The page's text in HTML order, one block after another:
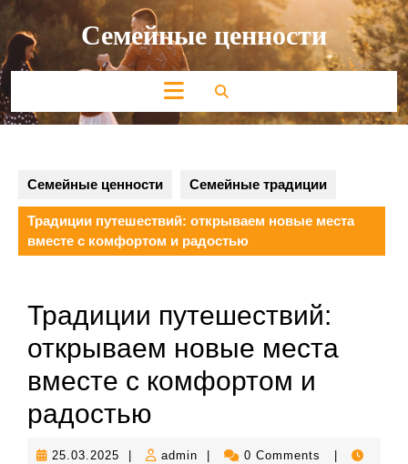
Перейти
содержимому Семейные ценности
Кнопка
Открыть
Семейные ценности Семейные традиции
Традиции путешествий: открываем новые места
вместе с комфортом и радостью
Традиции путешествий:
открываем новые места
вместе с комфортом и
радостью
25.03.2025 25.03.2025
admin admin 0 Comments